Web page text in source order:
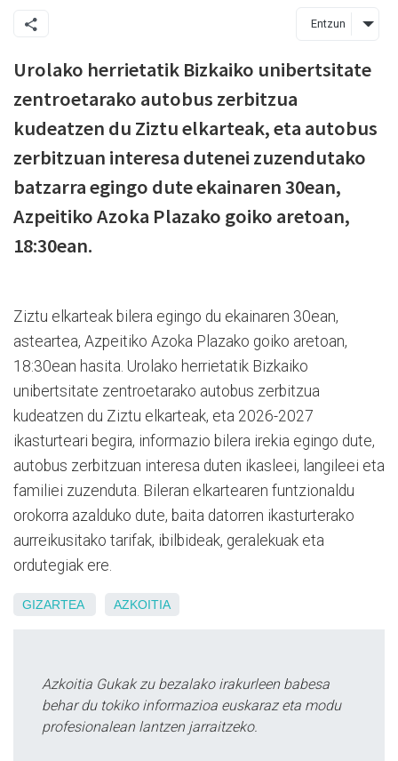
Entzun
Urolako herrietatik Bizkaiko unibertsitate
zentroetarako autobus zerbitzua
kudeatzen du Ziztu elkarteak, eta autobus
zerbitzuan interesa dutenei zuzendutako
batzarra egingo dute ekainaren 30ean,
Azpeitiko Azoka Plazako goiko aretoan,
18:30ean.
Ziztu elkarteak bilera egingo du ekainaren 30ean,
asteartea, Azpeitiko Azoka Plazako goiko aretoan,
18:30ean hasita. Urolako herrietatik Bizkaiko
unibertsitate zentroetarako autobus zerbitzua
kudeatzen du Ziztu elkarteak, eta 2026-2027
ikasturteari begira, informazio bilera irekia egingo dute,
autobus zerbitzuan interesa duten ikasleei, langileei eta
familiei zuzenduta. Bileran elkartearen funtzionaldu
orokorra azalduko dute, baita datorren ikasturterako
aurreikusitako tarifak, ibilbideak, geralekuak eta
ordutegiak ere.
GIZARTEA AZKOITIA
Azkoitia Gukak zu bezalako irakurleen babesa
behar du tokiko informazioa euskaraz eta modu
profesionalean lantzen jarraitzeko.